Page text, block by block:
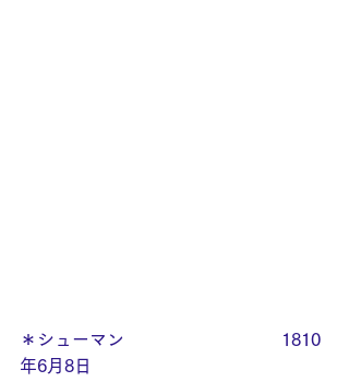
＊シューマン　　　　　　　　　1810
年6月8日